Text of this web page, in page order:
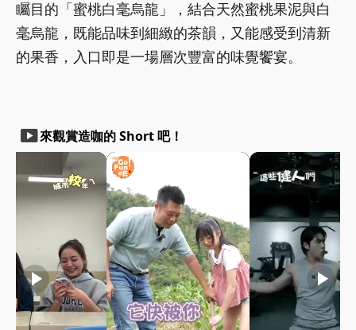
矚目的「蜜桃白毫烏龍」，結合天然蜜桃果泥與白
毫烏龍，既能品味到細緻的茶韻，又能感受到清新
的果香，入口即是一場層次豐富的味覺饗宴。
smart_display來觀賞造咖的 Short 吧！
play_arrow play_arrow play_arrow